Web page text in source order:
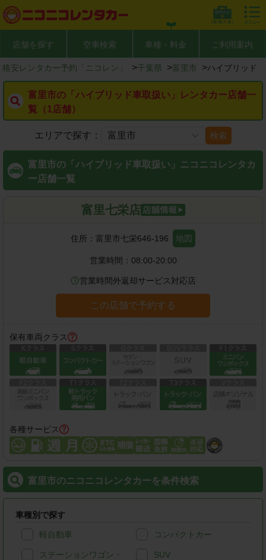
店舗を探す 空車検索 車種・料金 ご利用案内
格安レンタカー予約「ニコレン」 >千葉県 >富里市 >ハイブリッド
富里市の「ハイブリッド車取扱い」レンタカー店舗一
覧（1店舗）
エリアで探す： 検索
富里市の「ハイブリッド車取扱い」ニコニコレンタカ
ー店舗一覧
富里七栄店
住所： 富里市七栄646-196 地図
営業時間： 08:00-20:00
営業時間外返却サービス対応店
この店舗で予約する
保有車両クラス
各種サービス
富里市のニコニコレンタカーを条件検索
車種別で探す
軽自動車 コンパクトカー
ステーションワゴン・
SUV